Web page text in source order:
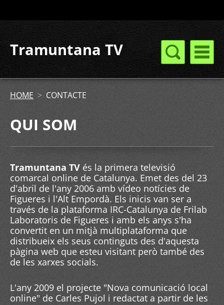
Tramuntana TV
HOME > CONTACTE
QUI SOM
Tramuntana TV és la primera televisió
comarcal online de Catalunya. Emet des del 23
d'abril de l'any 2006 amb vídeo notícies de
Figueres i l'Alt Empordà. Els inicis van ser a
través de la plataforma IRC-Catalunya de Frilab
Laboratoris de Figueres i amb els anys s'ha
convertit en un mitjà multiplataforma que
distribueix els seus continguts des d'aquesta
pàgina web que esteu visitant però també des
de les xarxes socials.
L'any 2009 el projecte "Nova comunicació local
online" de Carles Pujol i redactat a partir de les